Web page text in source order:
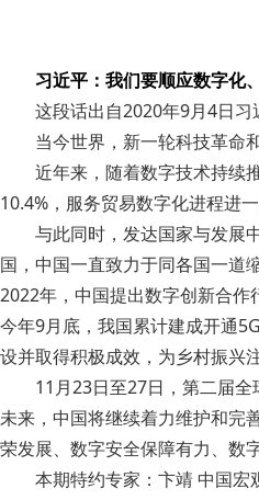
习近平：我们要顺应数字化
这段话出自2020年9月4日习
当今世界，新一轮科技革命
近年来，随着数字技术持续
10.4%，服务贸易数字化进程进一
与此同时，发达国家与发展
国，中国一直致力于同各国一道
2022年，中国提出数字创新合
今年9月底，我国累计建成开通
设并取得积极成效，为乡村振兴
11月23日至27日，第二届
未来，中国将继续着力维护和完
荣发展、数字安全保障有力、数
本期特约专家：卞靖 中国宏